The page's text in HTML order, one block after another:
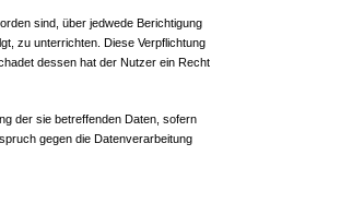
sind, über jedwede Berichtigung
zu unterrichten. Diese Verpflichtung
dessen hat der Nutzer ein Recht
der sie betreffenden Daten, sofern
gegen die Datenverarbeitung